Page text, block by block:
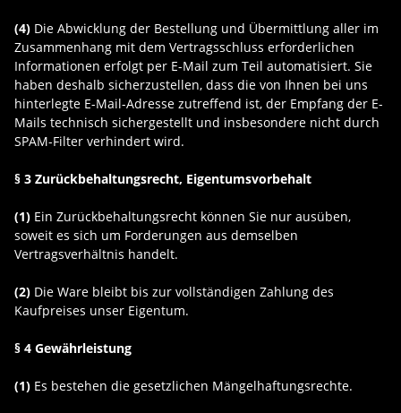
(4) Die Abwicklung der Bestellung und Übermittlung aller im
Zusammenhang mit dem Vertragsschluss erforderlichen
Informationen erfolgt per E-Mail zum Teil automatisiert. Sie
haben deshalb sicherzustellen, dass die von Ihnen bei uns
hinterlegte E-Mail-Adresse zutreffend ist, der Empfang der E-
Mails technisch sichergestellt und insbesondere nicht durch
SPAM-Filter verhindert wird.
§ 3 Zurückbehaltungsrecht, Eigentumsvorbehalt
(1) Ein Zurückbehaltungsrecht können Sie nur ausüben,
soweit es sich um Forderungen aus demselben
Vertragsverhältnis handelt.
(2) Die Ware bleibt bis zur vollständigen Zahlung des
Kaufpreises unser Eigentum.
§ 4 Gewährleistung
(1) Es bestehen die gesetzlichen Mängelhaftungsrechte.